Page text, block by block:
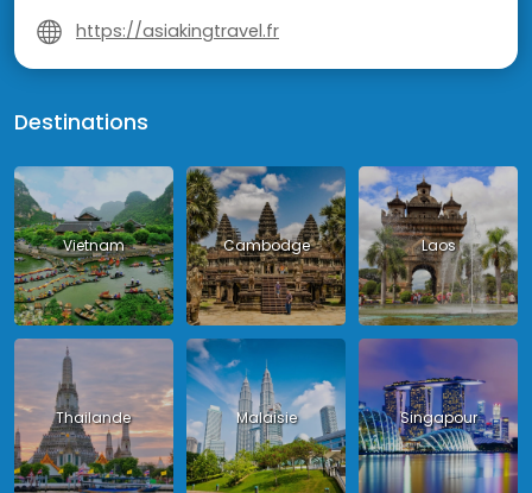
https://asiakingtravel.fr
Destinations
Vietnam Cambodge Laos
Thailande Malaisie Singapour